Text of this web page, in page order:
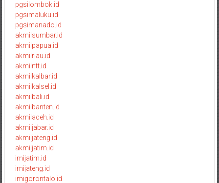
pgsilombok.id
pgsimaluku.id
pgsimanado.id
akmilsumbar.id
akmilpapua.id
akmilriau.id
akmilntt.id
akmilkalbar.id
akmilkalsel.id
akmilbali.id
akmilbanten.id
akmilaceh.id
akmiljabar.id
akmiljateng.id
akmiljatim.id
imijatim.id
imijateng.id
imigorontalo.id